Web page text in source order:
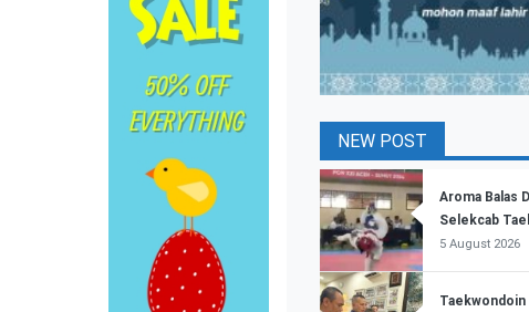
NEW POST
Aroma Balas
Selekcab
5 August 2026